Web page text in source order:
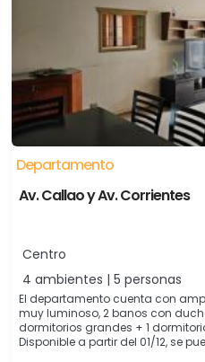
Departamento
Av. Callao y Av. Corrientes
Centro
4 ambientes | 5 personas
El departamento cuenta con
muy luminoso, 2 banos con
dormitorios grandes + 1
Disponible a partir del 01/12, se